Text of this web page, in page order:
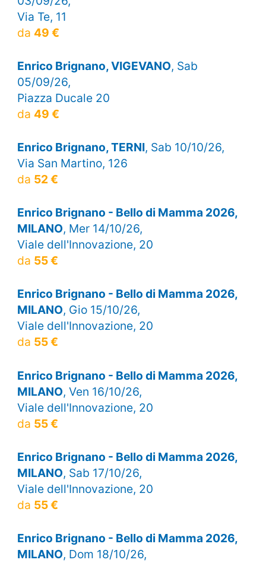
Via Te, 11
da 49 €
Enrico Brignano, VIGEVANO, Sab
05/09/26,
Piazza Ducale 20
da 49 €
Enrico Brignano, TERNI, Sab 10/10/26,
Via San Martino, 126
da 52 €
Enrico Brignano - Bello di Mamma 2026,
MILANO, Mer 14/10/26,
Viale dell'Innovazione, 20
da 55 €
Enrico Brignano - Bello di Mamma 2026,
MILANO, Gio 15/10/26,
Viale dell'Innovazione, 20
da 55 €
Enrico Brignano - Bello di Mamma 2026,
MILANO, Ven 16/10/26,
Viale dell'Innovazione, 20
da 55 €
Enrico Brignano - Bello di Mamma 2026,
MILANO, Sab 17/10/26,
Viale dell'Innovazione, 20
da 55 €
Enrico Brignano - Bello di Mamma 2026,
MILANO, Dom 18/10/26,